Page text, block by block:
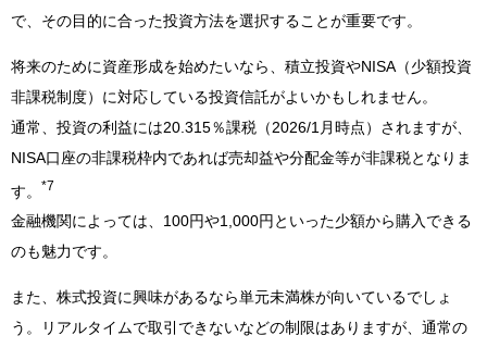
で、その目的に合った投資方法を選択することが重要です。
将来のために資産形成を始めたいなら、積立投資やNISA（少額投資
非課税制度）に対応している投資信託がよいかもしれません。
通常、投資の利益には20.315％課税（2026/1月時点）されますが、
NISA口座の非課税枠内であれば売却益や分配金等が非課税となりま
す。
*7
金融機関によっては、100円や1,000円といった少額から購入できる
のも魅力です。
また、株式投資に興味があるなら単元未満株が向いているでしょ
う。リアルタイムで取引できないなどの制限はありますが、通常の